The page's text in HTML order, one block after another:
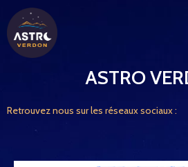
ASTRO
Retrouvez nous sur les réseaux sociaux :